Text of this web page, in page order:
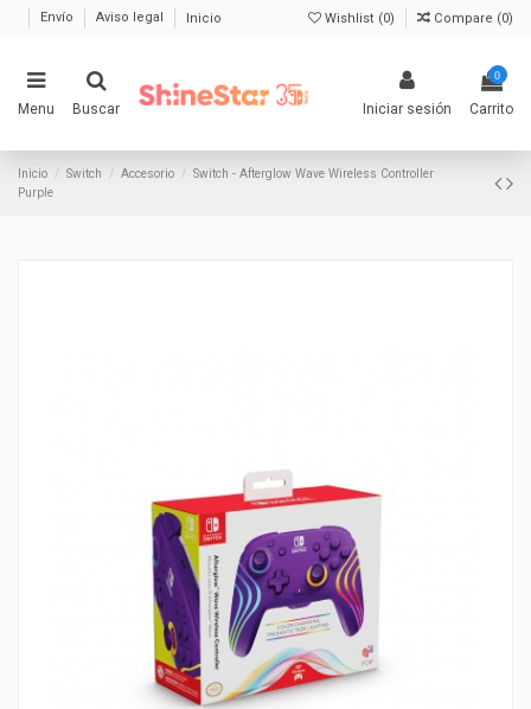
Envío Aviso legal Inicio Wishlist (0) Compare (0)
Menu Buscar Iniciar sesión
0
Carrito
Inicio Switch Accesorio
Switch - Afterglow Wave Wireless Controller
Purple